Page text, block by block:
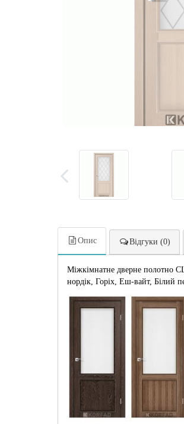
Опис Відгуки (0)
Міжкімнатне дверне полотно
нордік, Горіх, Еш-вайт, Білий